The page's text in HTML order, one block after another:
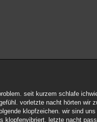
seit kurzem schlafe
vorletzte nacht hörten wir
klopfzeichen. wir sind
klopfenvibriert. letzte nacht